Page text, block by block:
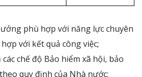
phù hợp với năng lực chuyên
với kết quả công việc;
các chế độ Bảo hiểm xã hội, bảo
quy định của Nhà nước;